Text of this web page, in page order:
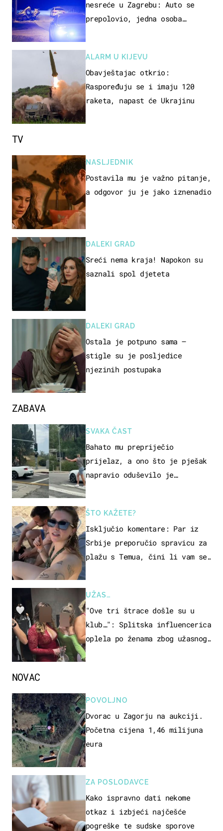
nesreće u Zagrebu: Auto se
prepolovio, jedna osoba
ALARM U KIJEVU
Obavještajac otkrio:
Raspoređuju se i imaju 120
raketa, napast će Ukrajinu
ZABAVA
SVAKA ČAST
Bahato mu prepriječio
prijelaz, a ono što je pješak
napravio oduševilo je
ŠTO KAŽETE?
Isključio komentare: Par iz
Srbije preporučio spravicu za
plažu s Temua, čini li vam se
UŽAS…
"Ove tri štrace došle su u
klub…": Splitska influencerica
oplela po ženama zbog užasnog
TV
NASLJEDNIK
Postavila mu je važno pitanje,
a odgovor ju je jako iznenadio
DALEKI GRAD
Sreći nema kraja! Napokon su
saznali spol djeteta
DALEKI GRAD
Ostala je potpuno sama –
stigle su je posljedice
njezinih postupaka
NOVAC
POVOLJNO
Dvorac u Zagorju na aukciji.
Početna cijena 1,46 milijuna
eura
ZA POSLODAVCE
Kako ispravno dati nekome
otkaz i izbjeći najčešće
pogreške te sudske sporove